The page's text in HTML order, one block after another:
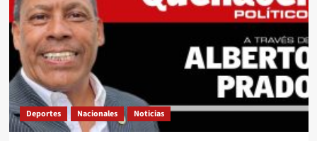
Deportes Nacionales Noticias